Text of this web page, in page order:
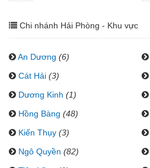
Chi nhánh Hải Phòng - Khu vực
An Dương (6)
Cát Hải (3)
Dương Kinh (1)
Hồng Bàng (48)
Kiến Thụy (3)
Ngô Quyền (82)